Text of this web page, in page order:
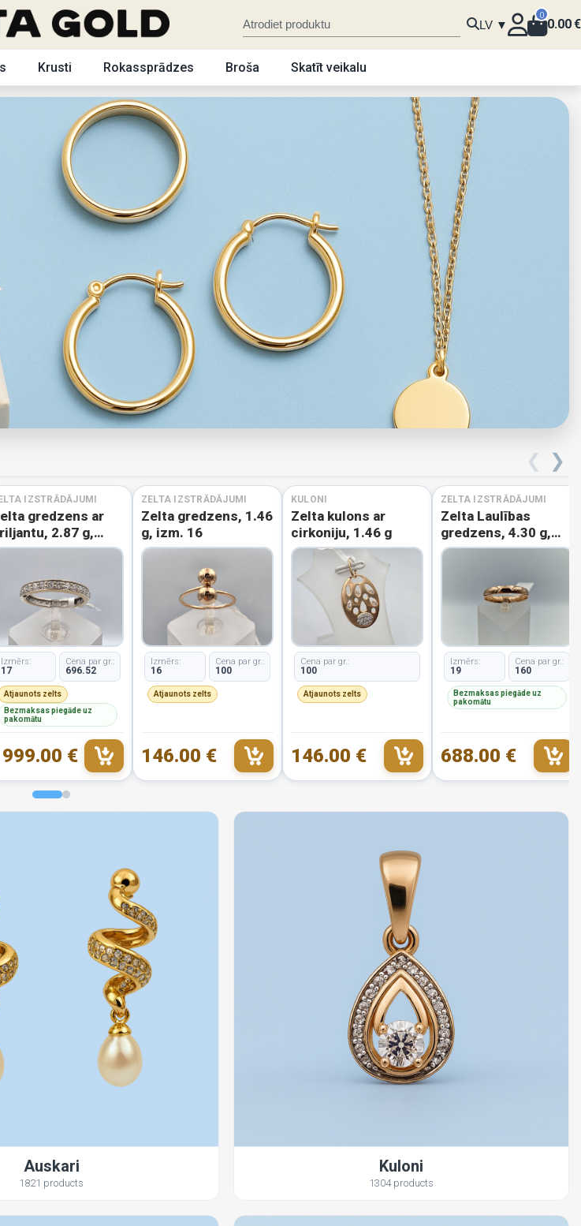
LV ▼
0
0.00€
Krusti Rokassprādzes Broša Skatīt veikalu
❮ ❯
IZSTRĀDĀJUMI
gredzens ar
2.87 g,
17
Izmērs:
17
Cena par gr.:
696.52
Atjaunots zelts
Bezmaksas piegāde uz
pakomātu
€
ZELTA IZSTRĀDĀJUMI
Zelta gredzens, 1.46
g, izm. 16
Izmērs:
16
Cena par gr.:
100
Atjaunots zelts
146.00 €
KULONI
Zelta kulons ar
cirkoniju, 1.46 g
Cena par gr.:
100
Atjaunots zelts
146.00 €
ZELTA IZSTRĀDĀJUMI
Zelta Laulības
gredzens, 4.30 g,
izm. 19
Izmērs:
19
Cena par gr.:
160
Bezmaksas piegāde uz
pakomātu
688.00 €
Auskari
1821 products
Kuloni
1304 products